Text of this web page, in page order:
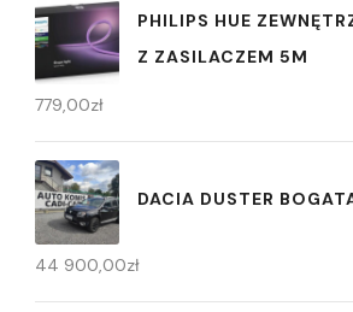
PHILIPS HUE
Z ZASILACZEM 5M
779,00zł
DACIA DUSTER
44 900,00zł